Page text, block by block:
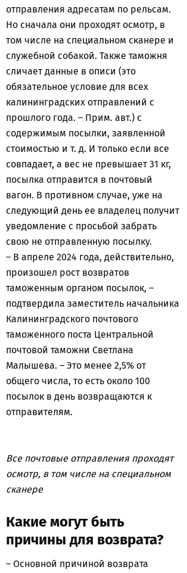
отправления адресатам по рельсам.
Но сначала они проходят осмотр, в
том числе на специальном сканере и
служебной собакой. Также таможня
сличает данные в описи (это
обязательное условие для всех
калининградских отправлений с
прошлого года. – Прим. авт.) с
содержимым посылки, заявленной
стоимостью и т. д. И только если все
совпадает, а вес не превышает 31 кг,
посылка отправится в почтовый
вагон. В противном случае, уже на
следующий день ее владелец получит
уведомление с просьбой забрать
свою не отправленную посылку.
– В апреле 2024 года, действительно,
произошел рост возвратов
таможенным органом посылок, –
подтвердила заместитель начальника
Калининградского почтового
таможенного поста Центральной
почтовой таможни Светлана
Малышева. – Это менее 2,5% от
общего числа, то есть около 100
посылок в день возвращаются к
отправителям.
Все почтовые отправления проходят
осмотр, в том числе на специальном
сканере
Какие могут быть
причины для возврата?
– Основной причиной возврата